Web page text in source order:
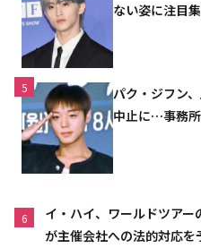
ない姿に注目
5
パク・ジフン
中止に…事務
6
イ・ハイ、ワールドツア
が主催会社への法的対応を